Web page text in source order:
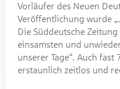
Vorläufer des Neuen
Veröffentlichung wurde
Die Süddeutsche
einsamsten und
unserer Tage“. Auch
erstaunlich zeitlos und